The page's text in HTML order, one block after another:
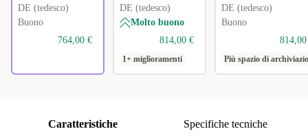
DE (tedesco)
Buono
764,00 €
DE (tedesco)
Molto buono
814,00 €
1+ miglioramenti
DE (tedesco)
Buono
Più spazio di
Caratteristiche Specifiche tecniche